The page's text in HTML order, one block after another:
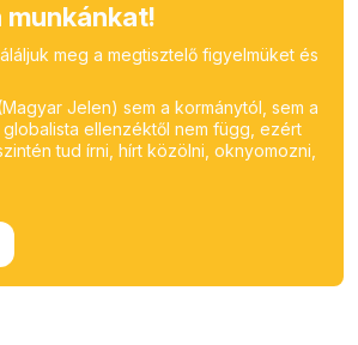
munkánkat!
meg a megtisztelő figyelmüket és
Jelen) sem a kormánytól, sem a
ellenzéktől nem függ, ezért
tud írni, hírt közölni, oknyomozni,